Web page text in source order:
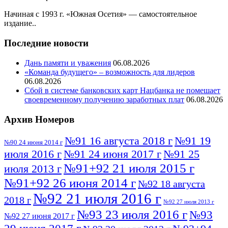
Начиная с 1993 г. «Южная Осетия» — самостоятельное
издание..
Последние новости
Дань памяти и уважения 06.08.2026
«Команда будущего» – возможность для лидеров
06.08.2026
Сбой в системе банковских карт Нацбанка не помешает
своевременному получению заработных плат 06.08.2026
Архив Номеров
№90 24 июня 2014 г №91 16 августа 2018 г№91 19
июля 2016 г№91 24 июня 2017 г№91 25
июля 2013 г№91+92 21 июля 2015 г
№91+92 26 июня 2014 г№92 18 августа
2018 г№92 21 июля 2016 г №92 27 июля 2013 г
№92 27 июня 2017 г №93 23 июля 2016 г№93